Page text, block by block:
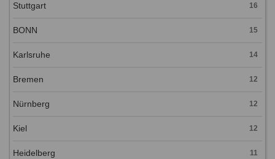
Stuttgart 16
BONN 15
Karlsruhe 14
Bremen 12
Nürnberg 12
Kiel 12
Heidelberg 11